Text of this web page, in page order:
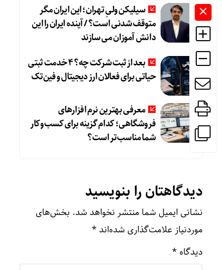
سیلیکن ولیِ تهران؛ این ایران مگر
متوقف شدنی است؟ / آینده ایران را این
دانش آموزان می سازند
بعد از ثبت شرکت چه؟ ۴ خدمت ثبتی
حیاتی برای فعالان ارز دیجیتال و فین‌تک
معرفی بهترین نرم افزارهای
فروشگاهی؛ کدام گزینه برای کسب‌وکار
شما مناسب‌تر است؟
دیدگاهتان را بنویسید
نشانی ایمیل شما منتشر نخواهد شد. بخش‌های
موردنیاز علامت‌گذاری شده‌اند *
دیدگاه *